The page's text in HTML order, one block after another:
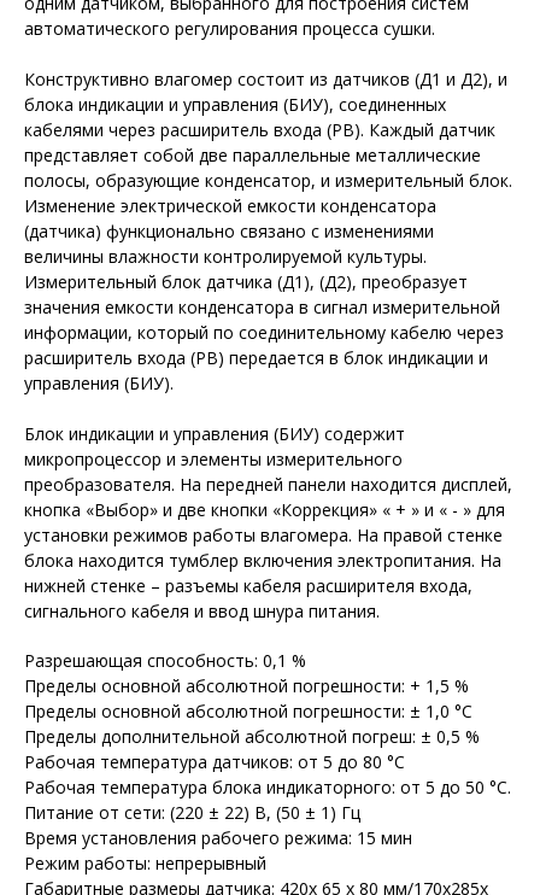
автоматического регулирования процесса сушки.
Конструктивно влагомер состоит из датчиков (Д1 и Д2), и
блока индикации и управления (БИУ), соединенных
кабелями через расширитель входа (РВ). Каждый датчик
представляет собой две параллельные металлические
полосы, образующие конденсатор, и измерительный блок.
Изменение электрической емкости конденсатора
(датчика) функционально связано с изменениями
величины влажности контролируемой культуры.
Измерительный блок датчика (Д1), (Д2), преобразует
значения емкости конденсатора в сигнал измерительной
информации, который по соединительному кабелю через
расширитель входа (РВ) передается в блок индикации и
управления (БИУ).
Блок индикации и управления (БИУ) содержит
микропроцессор и элементы измерительного
преобразователя. На передней панели находится дисплей,
кнопка «Выбор» и две кнопки «Коррекция» « + » и « - » для
установки режимов работы влагомера. На правой стенке
блока находится тумблер включения электропитания. На
нижней стенке – разъемы кабеля расширителя входа,
сигнального кабеля и ввод шнура питания.
Разрешающая способность: 0,1 %
Пределы основной абсолютной погрешности: + 1,5 %
Пределы основной абсолютной погрешности: ± 1,0 °С
Пределы дополнительной абсолютной погреш: ± 0,5 %
Рабочая температура датчиков: от 5 до 80 °С
Рабочая температура блока индикаторного: от 5 до 50 °С.
Питание от сети: (220 ± 22) В, (50 ± 1) Гц
Время установления рабочего режима: 15 мин
Режим работы: непрерывный
Габаритные размеры датчика: 420х 65 х 80 мм/170х285х